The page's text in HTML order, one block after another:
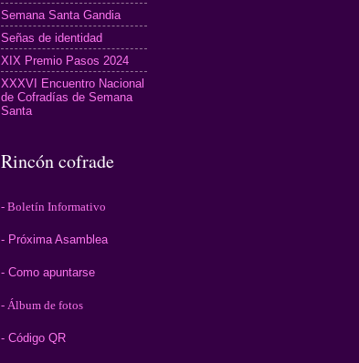
Semana Santa Gandia
Señas de identidad
XIX Premio Pasos 2024
XXXVI Encuentro Nacional
de Cofradías de Semana
Santa
Rincón cofrade
- Boletín Informativo
- Próxima Asamblea
- Como apuntarse
- Álbum de fotos
- Código QR